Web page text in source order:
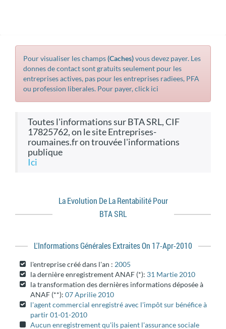
pour visualiser les champs(Caches)vous devez payer. Les
donnes de contact sont gratuits seulement pour les
entreprises actives, pas pour les entreprises radiees, PFA
ou profession liberales. Pour payer, click ici
toutes l'informations sur BTA SRL, CIF
17825762, on le site Entreprises-
roumaines.fr on trouvée l'informations
publique
ici
La Evolution De La Rentabilité Pour
BTA SRL
L'informations Générales Extraites On 17-Apr-2010
l'entreprise créé dans l'an : 2005
la dernière enregistrement ANAF (*): 31 Martie 2010
la transformation des dernières informations déposée à
ANAF (**): 07 Aprilie 2010
l'agent commercial enregistré avec l'impôt sur bénéfice à
partir 01-01-2010
Aucun enregistrement qu'ils paient l'assurance sociale